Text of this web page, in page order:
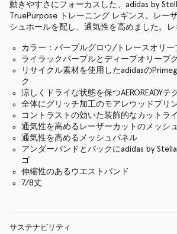
動きやすさにフォーカスした、adidas by
TruePurpose トレーニング レギンス。レー
シュホールを配し、通気性を高めました。レ
カラー：パープルグロウ/トレースオリ
ライラックパープルとディープオリーブ
リサイクル素材を使用したadidasの
ク
涼しくドライな状態を保つAEROREADYテ
全体にグリッチ加工のモアレウッドプリ
コントラストの効いた装飾的なカットラ
通気性を高めるレーザーカットのメッシ
通気性を高めるメッシュパネル
アンダーバンドとバックにadidas by
ゴ
伸縮性のあるウエストバンド
7/8丈
サステナビリティ